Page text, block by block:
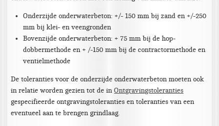
Onderzijde onderwaterbeton: +/- 150 mm bij zand en +/-250
mm bij klei- en veengronden
Bovenzijde onderwaterbeton: + 75 mm bij de hop-
dobbermethode en + /-150 mm bij de contractormethode en
ventielmethode
De toleranties voor de onderzijde onderwaterbeton moeten ook
in relatie worden gezien tot de inOntgravingstoleranties
gespecifieerde ontgravingstoleranties en toleranties van een
eventueel aan te brengen grindlaag.